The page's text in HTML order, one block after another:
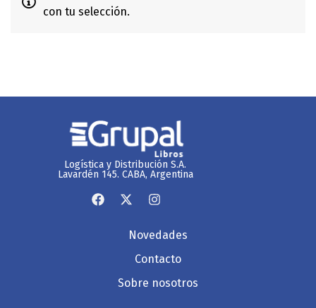
con tu selección.
Logística y Distribución S.A.
Lavardén 145. CABA, Argentina
Novedades
Contacto
Sobre nosotros